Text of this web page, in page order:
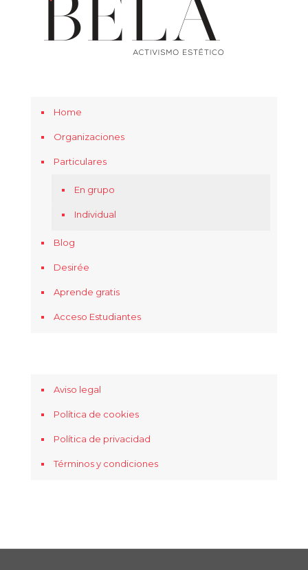
Home
Organizaciones
Particulares
En grupo
Individual
Blog
Desirée
Aprende gratis
Acceso Estudiantes
Aviso legal
Política de cookies
Política de privacidad
Términos y condiciones